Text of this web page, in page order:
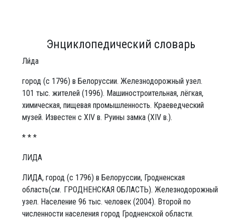
Энциклопедический словарь
Ли́да
город (с 1796) в Белоруссии. Железнодорожный узел.
101 тыс. жителей (1996). Машиностроительная, лёгкая,
химическая, пищевая промышленность. Краеведческий
музей. Известен с XIV в. Руины замка (XIV в.).
* * *
ЛИДА
ЛИ́ДА, город (с 1796) в Белоруссии, Гродненская
область(см. ГРОДНЕНСКАЯ ОБЛАСТЬ). Железнодорожный
узел. Население 96 тыс. человек (2004). Второй по
численности населения город Гродненской области.